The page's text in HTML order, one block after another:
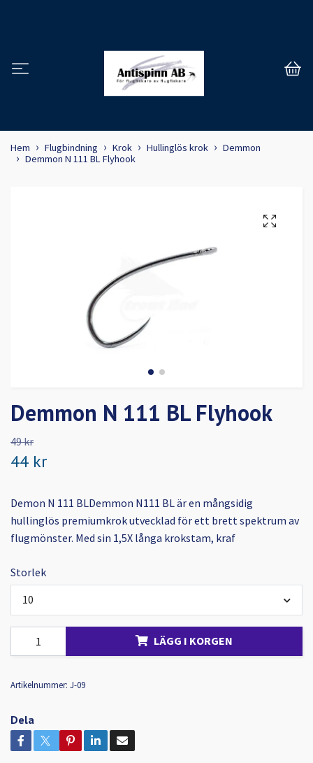
Hem Flugbindning Krok Hullinglös krok
Demmon
Demmon N 111 BL Flyhook
Demmon N 111 BL Flyhook
49 kr
44 kr
Demon N 111 BLDemmon N111 BL är en mångsidig
hullinglös premiumkrok utvecklad för ett brett spektrum av
flugmönster. Med sin 1,5X långa krokstam, kraf
Storlek
10
LÄGG I KORGEN
Artikelnummer: J-09
Dela